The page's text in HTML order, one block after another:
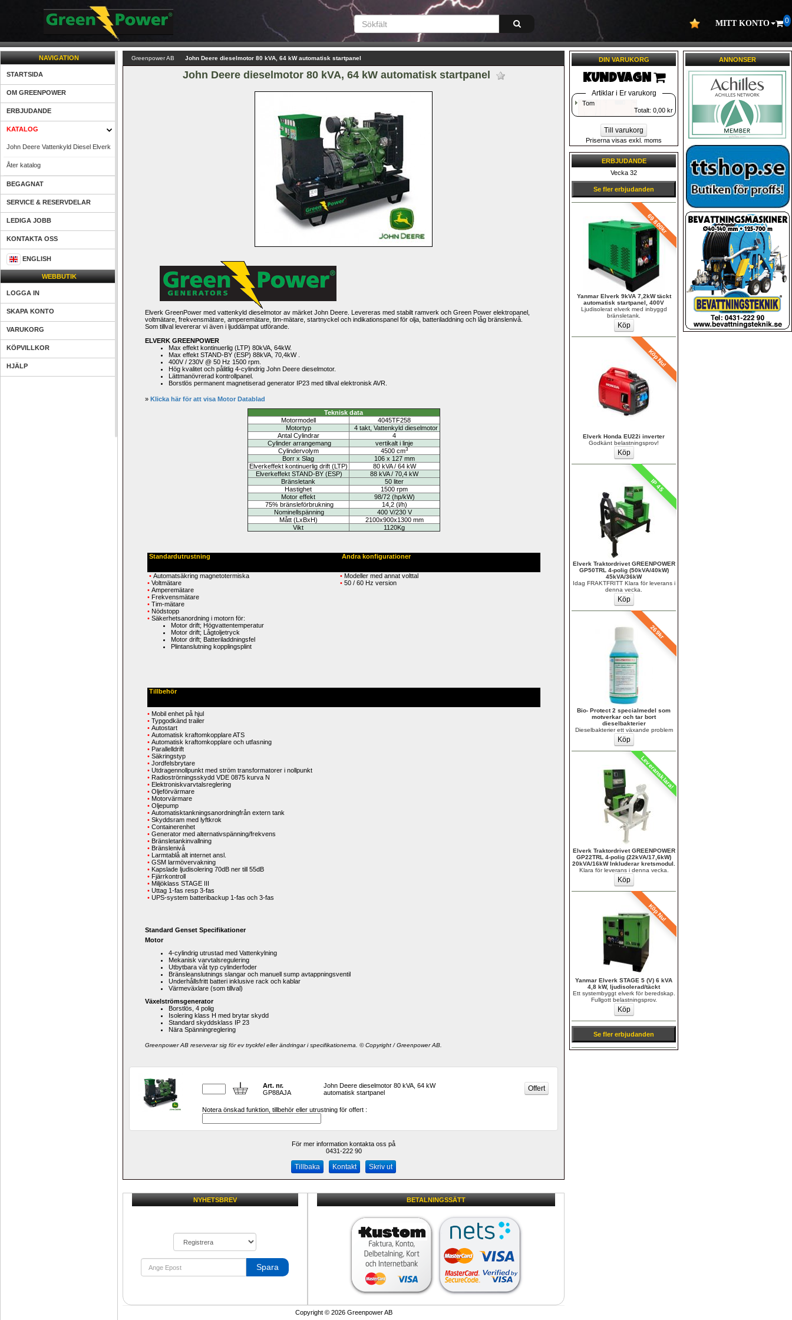
MITT KONTO 0
NAVIGATION
STARTSIDA
OM GREENPOWER
ERBJUDANDE
KATALOG
John Deere Vattenkyld Diesel Elverk
Åter katalog
BEGAGNAT
SERVICE & RESERVDELAR
LEDIGA JOBB
KONTAKTA OSS
ENGLISH
WEBBUTIK
LOGGA IN
SKAPA KONTO
VARUKORG
KÖPVILLKOR
HJÄLP
ANNONSER
DIN VARUKORG
KUNDVAGN
Artiklar i Er varukorg
Tom
Totalt: 0,00 kr
Till varukorg
Priserna visas exkl. moms
ERBJUDANDE
Vecka 32
Se fler erbjudanden
69 800kr
Yanmar Elverk 9kVA 7,2kW täckt
automatisk startpanel, 400V
Ljudisolerat elverk med inbyggd
bränsletank.
Köp Nu!
Elverk Honda EU22i inverter
Godkänt belastningsprov!
IP 45
Elverk Traktordrivet GREENPOWER
GP50TRL 4-polig (50kVA/40kW)
45kVA/36kW
Idag FRAKTFRITT Klara för leverans i
denna vecka.
269kr
Bio- Protect 2 specialmedel som
motverkar och tar bort
dieselbakterier
Dieselbakterier ett växande problem
Leveransklara!
Elverk Traktordrivet GREENPOWER
GP22TRL 4-polig (22kVA/17,6kW)
20kVA/16kW Inkluderar kretsmodul.
Klara för leverans i denna vecka.
Köp Nu!
Yanmar Elverk STAGE 5 (V) 6 kVA
4,8 kW, ljudisolerad/täckt
Ett systembyggt elverk för beredskap.
Fullgott belastningsprov.
Se fler erbjudanden
Greenpower AB John Deere dieselmotor 80 kVA, 64 kW automatisk startpanel
John Deere dieselmotor 80 kVA, 64 kW automatisk startpanel
Elverk GreenPower med vattenkyld dieselmotor av märket John Deere . Levereras med stabilt ramverk och Green Power elektropanel,
voltmätare, frekvensmätare, amperemätare, tim-mätare, startnyckel och indikationspanel för olja, batteriladdning och låg bränslenivå.
Som tillval levererar vi även i ljuddämpat utförande.
ELVERK GREENPOWER
Max effekt kontinuerlig (LTP) 80kVA, 64kW.
Max effekt STAND-BY (ESP) 88kVA, 70,4kW .
400V / 230V @ 50 Hz 1500 rpm.
Hög kvalitet och pålitlig 4-cylindrig John Deere dieselmotor.
Lättmanövrerad kontrollpanel.
Borstlös permanent magnetiserad generator IP23 med tillval elektronisk AVR.
» Klicka här för att visa Motor Datablad
Teknisk data
Motormodell
4045TF258
Motortyp
4 takt, Vattenkyld dieselmotor
Antal Cylindrar
4
Cylinder arrangemang
vertikalt i linje
Cylindervolym
4500 cm3
Borr x Slag
106 x 127 mm
Elverkeffekt kontinuerlig drift (LTP)
80 kVA / 64 kW
Elverkeffekt STAND-BY (ESP)
88 kVA / 70,4 kW
Bränsletank
50 liter
Hastighet
1500 rpm
Motor effekt
98/72 (hp/kW)
75% bränsleförbrukning
14,2 (l/h)
Nominellspänning
400 V/230 V
Mått(LxBxH)
2100x900x1300 mm
Vikt
1120Kg
Standardutrustning Andra konfigurationer
• Automatsäkring magnetotermiska
• Voltmätare
• Amperemätare
• Frekvensmätare
• Tim-mätare
• Nödstopp
• Säkerhetsanordning i motorn för:
Motor drift; Högvattentemperatur
Motor drift; Lågtoljetryck
Motor drift; Batteriladdningsfel
Plintanslutning kopplingsplint
• Modeller med annat volttal
• 50 / 60 Hz version
Tillbehör
• Mobil enhet på hjul
• Typgodkänd trailer
• Autostart
• Automatisk kraftomkopplare ATS
• Automatisk kraftomkopplare och utfasning
• Parallelldrift
• Säkringstyp
• Jordfelsbrytare
• Utdragennollpunkt med ström transformatorer i nollpunkt
• Radioströrningsskydd VDE 0875 kurva N
• Elektroniskvarvtalsreglering
• Oljeförvärmare
• Motorvärmare
• Oljepump
• Automatisktankningsanordningfrån extern tank
• Skyddsram med lyftkrok
• Containerenhet
• Generator med alternativspänning/frekvens
• Bränsletankinvallning
• Bränslenivå
• Larmtablå alt internet ansl.
• GSM larmövervakning
• Kapslade ljudisolering 70dB ner till 55dB
• Fjärrkontroll
• Miljöklass STAGE III
• Uttag 1-fas resp 3-fas
• UPS-system batteribackup 1-fas och 3-fas
Standard Genset Specifikationer
Motor
4-cylindrig utrustad med Vattenkylning
Mekanisk varvtalsregulering
Utbytbara våt typ cylinderfoder
Bränsleanslutnings slangar och manuell sump avtappningsventil
Underhållsfritt batteri inklusive rack och kablar
Värmeväxlare (som tillval)
Växelströmsgenerator
Borstlös, 4 polig
Isolering klass H med brytar skydd
Standard skyddsklass IP 23
Nära Spänningreglering
Greenpower AB reserverar sig för ev tryckfel eller ändringar i specifikationerna. © Copyright / Greenpower AB.
Art. nr.
GP88AJA
John Deere dieselmotor 80 kVA, 64 kW
automatisk startpanel
Notera önskad funktion, tillbehör eller utrustning för offert :
För mer information kontakta oss på
0431-222 90
Kontakt Skriv ut
NYHETSBREV
Spara
BETALNINGSSÄTT
Copyright © 2026 Greenpower AB